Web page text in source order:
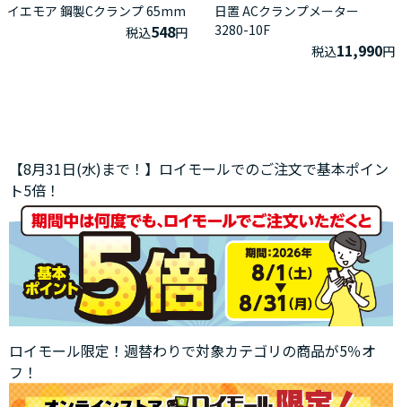
イエモア 鋼製Cクランプ 65mm
税込548円
日置 ACクランプメーター
3280-10F
税込11,990円
【8月31日(水)まで！】ロイモールでのご注文で基本ポイン
ト5倍！
ロイモール限定！週替わりで対象カテゴリの商品が5％オ
フ！